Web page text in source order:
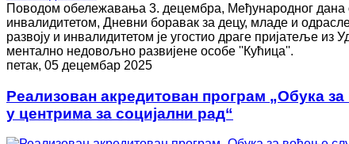
Поводом обележавања 3. децембра, Међународног дана
инвалидитетом, Дневни боравак за децу, младе и
развоју и инвалидитетом је угостио драге пријатеље из
ментално недовољно развијене особе ''Кућица''.
петак, 05 децембар 2025
Реализован акредитован програм „Обука
у центрима за социјални рад“